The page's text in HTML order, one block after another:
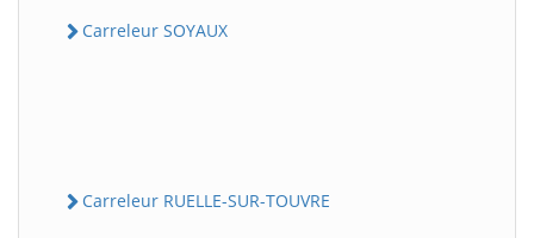
Carreleur SOYAUX
Carreleur RUELLE-SUR-TOUVRE